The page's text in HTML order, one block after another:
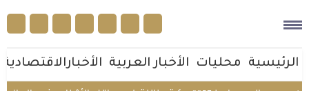
الرئيسية محليات الأخبار العربية الأخبارالاقتصادية